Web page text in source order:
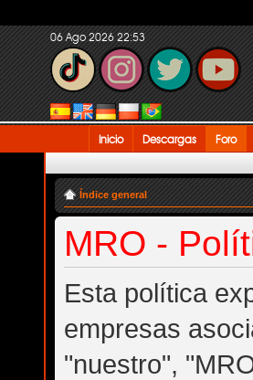
06 Ago 2026 22:53
Inicio Descargas Foro
Índice general
MRO -
Esta política
empresas
"nuestro",